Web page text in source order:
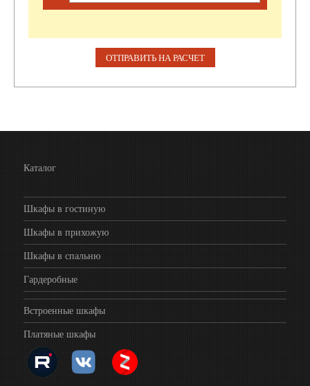
Каталог
Шкафы в гостиную
Шкафы в прихожую
Шкафы в спальню
Гардеробные
Встроенные шкафы
Платяные шкафы